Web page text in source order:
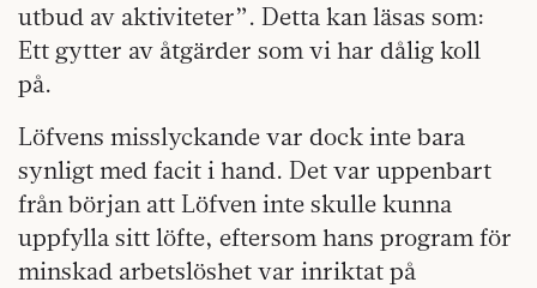
utbud av aktiviteter”. Detta kan läsas som:
Ett gytter av åtgärder som vi har dålig koll
på.
Löfvens misslyckande var dock inte bara
synligt med facit i hand. Det var uppenbart
från början att Löfven inte skulle kunna
uppfylla sitt löfte, eftersom hans program för
minskad arbetslöshet var inriktat på